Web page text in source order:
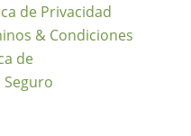
de Privacidad
& Condiciones
de
Seguro